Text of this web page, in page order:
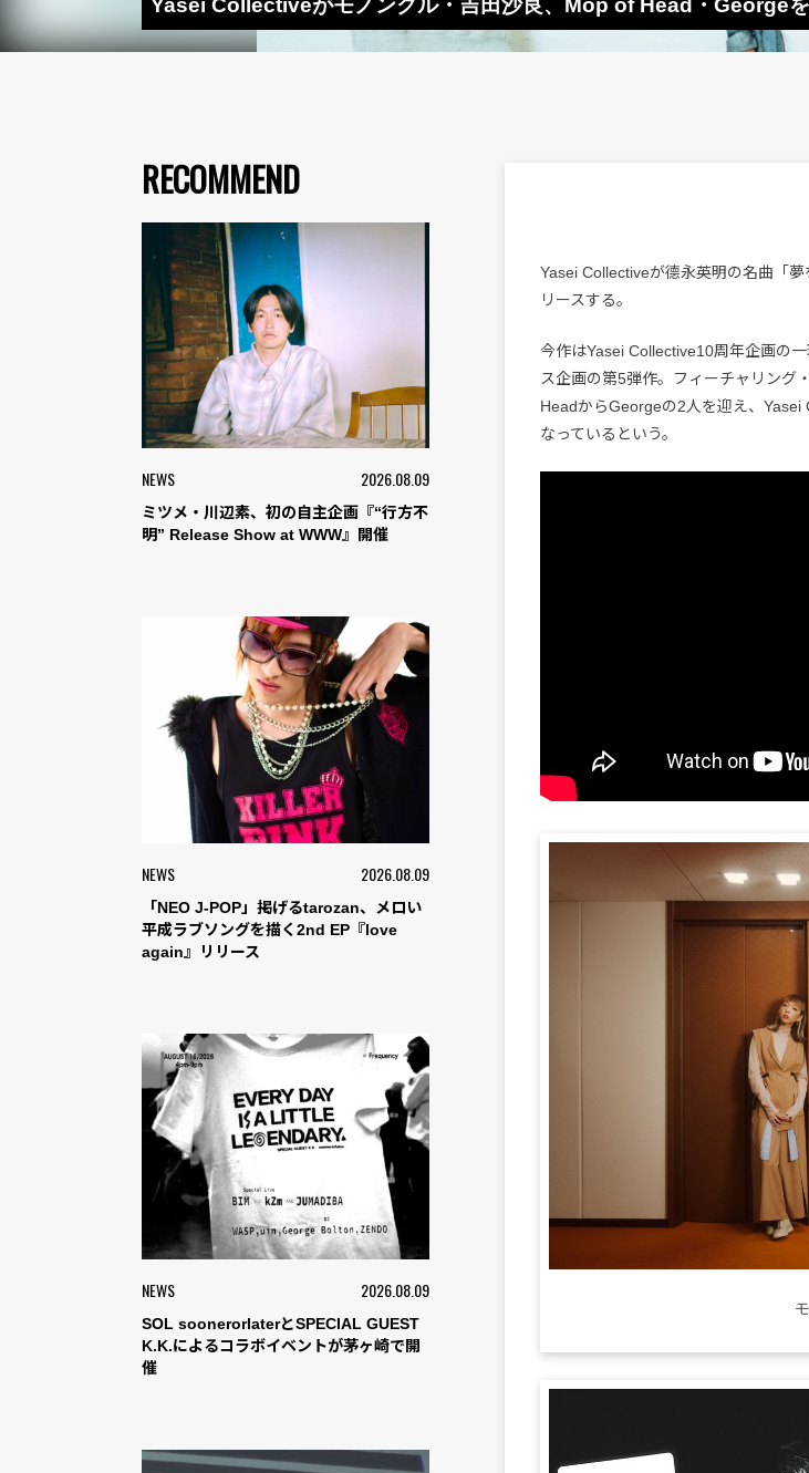
Yasei Collectiveがモノンクル・吉田沙良、Mop of Head・George
RECOMMEND
NEWS 2026.08.09
ミツメ・川辺素、初の自主企画『“行方不
明” Release Show at WWW』開催
NEWS 2026.08.09
「NEO J-POP」掲げるtarozan、メロい
平成ラブソングを描く2nd EP『love
again』リリース
NEWS 2026.08.09
SOL soonerorlaterとSPECIAL GUEST
K.K.によるコラボイベントが茅ヶ崎で開
催
Yasei Collectiveが德永英明の名曲「
リースする。
今作はYasei Collective10周年企画の
ス企画の第5弾作。フィーチャリング
HeadからGeorgeの2人を迎え、
なっているという。